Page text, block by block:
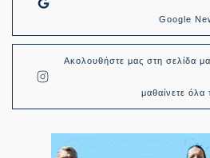
Google
Ακολουθήστε μας στη σελίδα
μαθαίνετε όλα